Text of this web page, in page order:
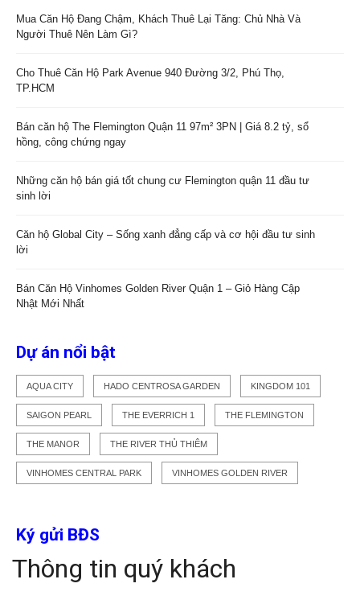
Mua Căn Hộ Đang Chậm, Khách Thuê Lại Tăng: Chủ Nhà Và
Người Thuê Nên Làm Gì?
Cho Thuê Căn Hộ Park Avenue 940 Đường 3/2, Phú Thọ,
TP.HCM
Bán căn hộ The Flemington Quận 11 97m² 3PN | Giá 8.2 tỷ, sổ
hồng, công chứng ngay
Những căn hộ bán giá tốt chung cư Flemington quận 11 đầu tư
sinh lời
Căn hộ Global City – Sống xanh đẳng cấp và cơ hội đầu tư sinh
lời
Bán Căn Hộ Vinhomes Golden River Quận 1 – Giỏ Hàng Cập
Nhật Mới Nhất
Dự án nổi bật
AQUA CITY HADO CENTROSA GARDEN KINGDOM 101
SAIGON PEARL THE EVERRICH 1 THE FLEMINGTON
THE MANOR THE RIVER THỦ THIÊM
VINHOMES CENTRAL PARK VINHOMES GOLDEN RIVER
Ký gửi BĐS
Thông tin quý khách